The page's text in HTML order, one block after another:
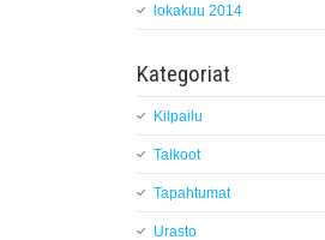
lokakuu 2014
Kategoriat
Kilpailu
Talkoot
Tapahtumat
Urasto